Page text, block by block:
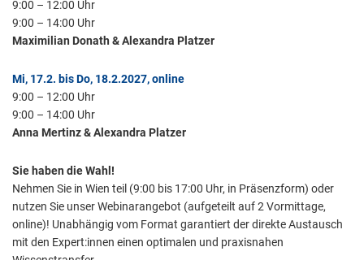
9:00 – 12:00 Uhr
9:00 – 14:00 Uhr
Maximilian Donath & Alexandra Platzer
Mi, 17.2. bis Do, 18.2.2027, online
9:00 – 12:00 Uhr
9:00 – 14:00 Uhr
Anna Mertinz & Alexandra Platzer
Sie haben die Wahl!
Nehmen Sie in Wien teil (9:00 bis 17:00 Uhr, in Präsenzform) oder
nutzen Sie unser Webinarangebot (aufgeteilt auf 2 Vormittage,
online)! Unabhängig vom Format garantiert der direkte Austausch
mit den Expert:innen einen optimalen und praxisnahen